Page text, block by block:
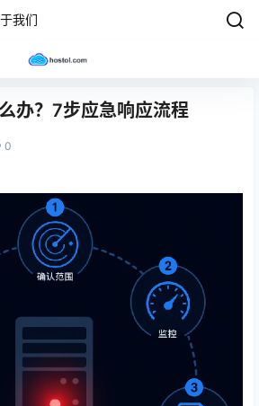
我们
办？7步应急响应流程
0